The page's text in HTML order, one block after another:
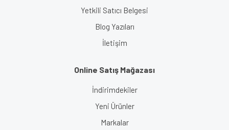
Yetkili Satıcı Belgesi
Blog Yazıları
İletişim
Online Satış Mağazası
İndirimdekiler
Yeni Ürünler
Markalar